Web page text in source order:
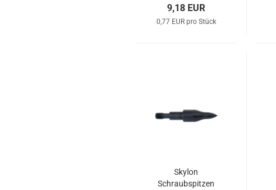
9,18 EUR
0,77 EUR pro Stück
Skylon
Schraubspitzen